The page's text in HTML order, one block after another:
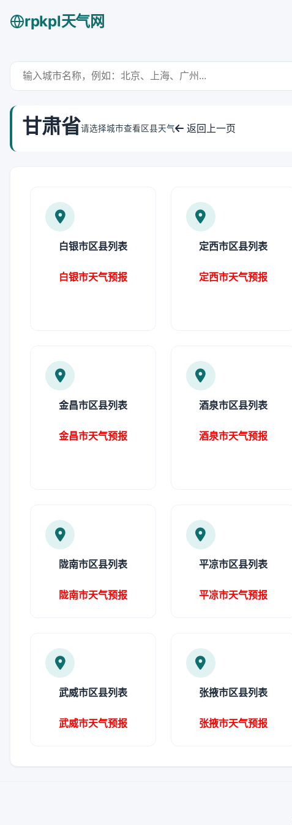
rpkpl天气网
甘肃省请选择城市查看区县天气 返回上一页
白银市区县列表
白银市天气预报
定西市区县列表
定西市天气预报
金昌市区县列表
金昌市天气预报
酒泉市区县列表
酒泉市天气预报
陇南市区县列表
陇南市天气预报
平凉市区县列表
平凉市天气预报
武威市区县列表
武威市天气预报
张掖市区县列表
张掖市天气预报